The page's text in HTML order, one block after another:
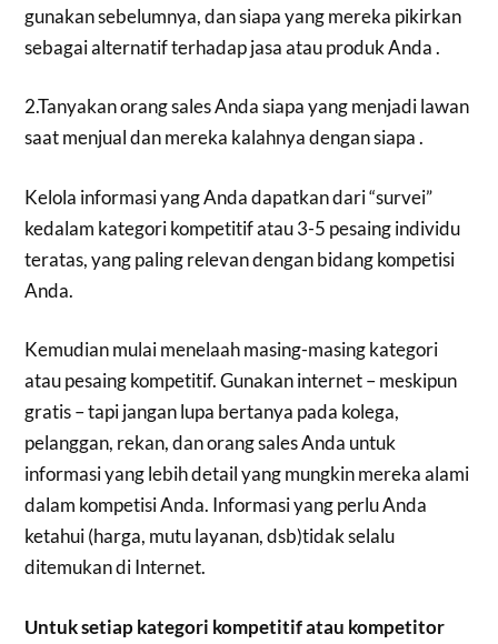
gunakan sebelumnya, dan siapa yang mereka pikirkan
sebagai alternatif terhadap jasa atau produk Anda .
2.Tanyakan orang sales Anda siapa yang menjadi lawan
saat menjual dan mereka kalahnya dengan siapa .
Kelola informasi yang Anda dapatkan dari “survei”
kedalam kategori kompetitif atau 3-5 pesaing individu
teratas, yang paling relevan dengan bidang kompetisi
Anda.
Kemudian mulai menelaah masing-masing kategori
atau pesaing kompetitif. Gunakan internet – meskipun
gratis – tapi jangan lupa bertanya pada kolega,
pelanggan, rekan, dan orang sales Anda untuk
informasi yang lebih detail yang mungkin mereka alami
dalam kompetisi Anda. Informasi yang perlu Anda
ketahui (harga, mutu layanan, dsb)tidak selalu
ditemukan di Internet.
Untuk setiap kategori kompetitif atau kompetitor